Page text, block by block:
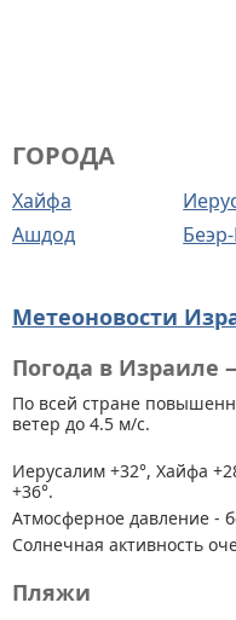
ГОРОДА
Хайфа
Ашдод
Метеоновости
Погода в Израиле
По всей стране
ветер до 4.5 м/с.
Иерусалим +32°, Хайфа
+36°.
Атмосферное давление -
Солнечная активность
Пляжи